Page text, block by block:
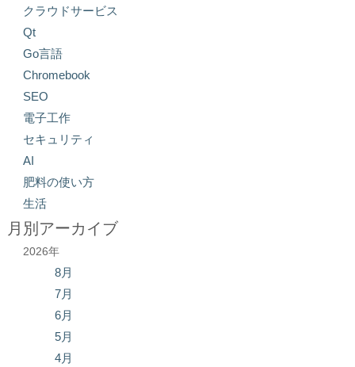
クラウドサービス
Qt
Go言語
Chromebook
SEO
電子工作
セキュリティ
AI
肥料の使い方
生活
月別アーカイブ
2026年
8月
7月
6月
5月
4月